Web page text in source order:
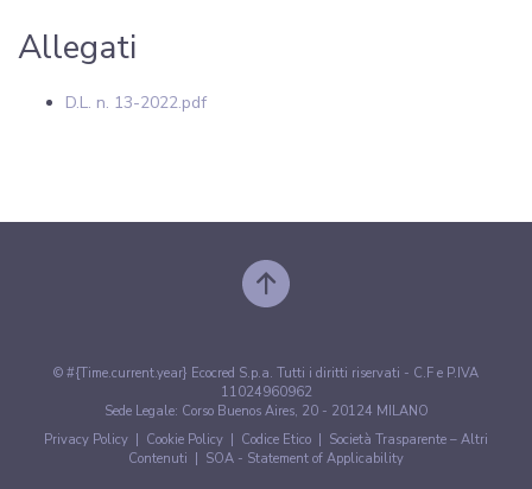
Allegati
D.L. n. 13-2022.pdf
© #{Time.current.year} Ecocred S.p.a. Tutti i diritti riservati - C.F e P.IVA
11024960962
Sede Legale: Corso Buenos Aires, 20 - 20124 MILANO
Privacy Policy
Cookie Policy Codice Etico
Società Trasparente – Altri
Contenuti
SOA - Statement of Applicability